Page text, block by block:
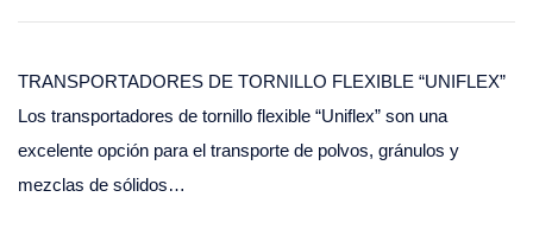
TRANSPORTADORES DE TORNILLO FLEXIBLE “UNIFLEX”
Los transportadores de tornillo flexible “Uniflex” son una
excelente opción para el transporte de polvos, gránulos y
mezclas de sólidos…